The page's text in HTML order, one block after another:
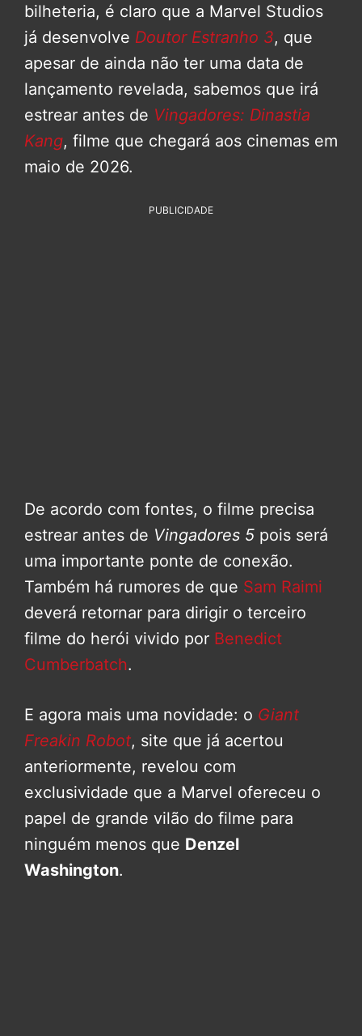
bilheteria, é claro que a Marvel Studios
já desenvolve Doutor Estranho 3, que
apesar de ainda não ter uma data de
lançamento revelada, sabemos que irá
estrear antes de Vingadores: Dinastia
Kang, filme que chegará aos cinemas em
maio de 2026.
PUBLICIDADE
De acordo com fontes, o filme precisa
estrear antes de Vingadores 5 pois será
uma importante ponte de conexão.
Também há rumores de que Sam Raimi
deverá retornar para dirigir o terceiro
filme do herói vivido por Benedict
Cumberbatch.
E agora mais uma novidade: o Giant
Freakin Robot, site que já acertou
anteriormente, revelou com
exclusividade que a Marvel ofereceu o
papel de grande vilão do filme para
ninguém menos que Denzel
Washington.